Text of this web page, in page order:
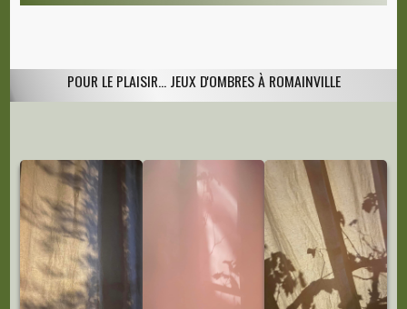
POUR LE PLAISIR... JEUX D'OMBRES À ROMAINVILLE